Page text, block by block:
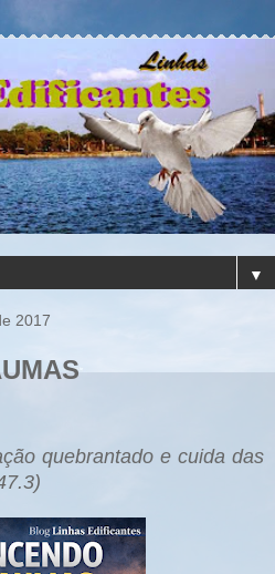
▼
2017
quebrantado e cuida das